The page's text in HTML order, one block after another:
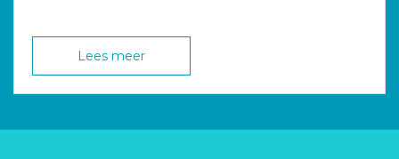
Lees meer